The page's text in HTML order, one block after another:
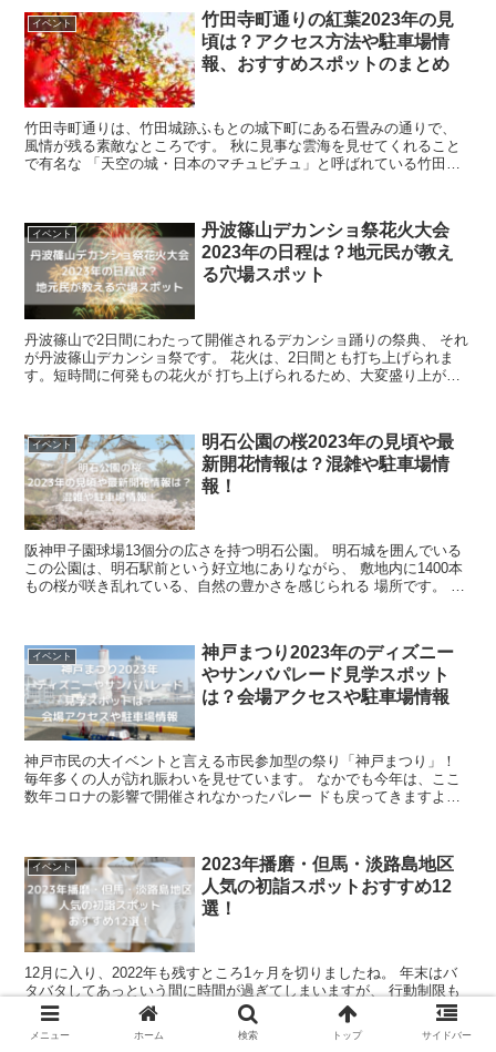
イベント
竹田寺町通りの紅葉2023年の見
頃は？アクセス方法や駐車場情
報、おすすめスポットのまとめ
竹田寺町通りは、竹田城跡ふもとの城下町にある石畳みの通りで、
風情が残る素敵なところです。 秋に見事な雲海を見せてくれること
で有名な 「天空の城・日本のマチュピチュ」と呼ばれている竹田城
イベント
丹波篠山デカンショ祭花火大会
2023年の日程は？地元民が教え
る穴場スポット
丹波篠山で2日間にわたって開催されるデカンショ踊りの祭典、 それ
が丹波篠山デカンショ祭です。 花火は、2日間とも打ち上げられま
す。短時間に何発もの花火が 打ち上げられるため、大変盛り上がり
イベント
明石公園の桜2023年の見頃や最
新開花情報は？混雑や駐車場情
報！
阪神甲子園球場13個分の広さを持つ明石公園。 明石城を囲んでいる
この公園は、明石駅前という好立地にありながら、 敷地内に1400本
もの桜が咲き乱れている、自然の豊かさを感じられる 場所です。 園
イベント
神戸まつり2023年のディズニー
やサンバパレード見学スポット
は？会場アクセスや駐車場情報
神戸市民の大イベントと言える市民参加型の祭り「神戸まつり」！
毎年多くの人が訪れ賑わいを見せています。 なかでも今年は、ここ
数年コロナの影響で開催されなかったパレー ドも戻ってきますよ。
イベント
2023年播磨・但馬・淡路島地区
人気の初詣スポットおすすめ12
選！
12月に入り、2022年も残すところ1ヶ月を切りましたね。 年末はバ
タバタしてあっという間に時間が過ぎてしまいますが、 行動制限も
緩和されたので、2023年こそは初詣にゆっくりと 行きたいなぁと思
っている方も多いのではないでしょう...
メニュー ホーム 検索 トップ サイドバー